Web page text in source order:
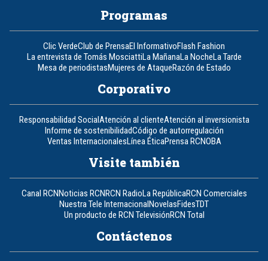
Programas
Clic VerdeClub de PrensaEl InformativoFlash Fashion
La entrevista de Tomás MosciattiLa MañanaLa NocheLa Tarde
Mesa de periodistasMujeres de AtaqueRazón de Estado
Corporativo
Responsabilidad SocialAtención al clienteAtención al inversionista
Informe de sostenibilidadCódigo de autorregulación
Ventas InternacionalesLínea ÉticaPrensa RCNOBA
Visite también
Canal RCNNoticias RCNRCN RadioLa RepúblicaRCN Comerciales
Nuestra Tele InternacionalNovelasFidesTDT
Un producto de RCN TelevisiónRCN Total
Contáctenos